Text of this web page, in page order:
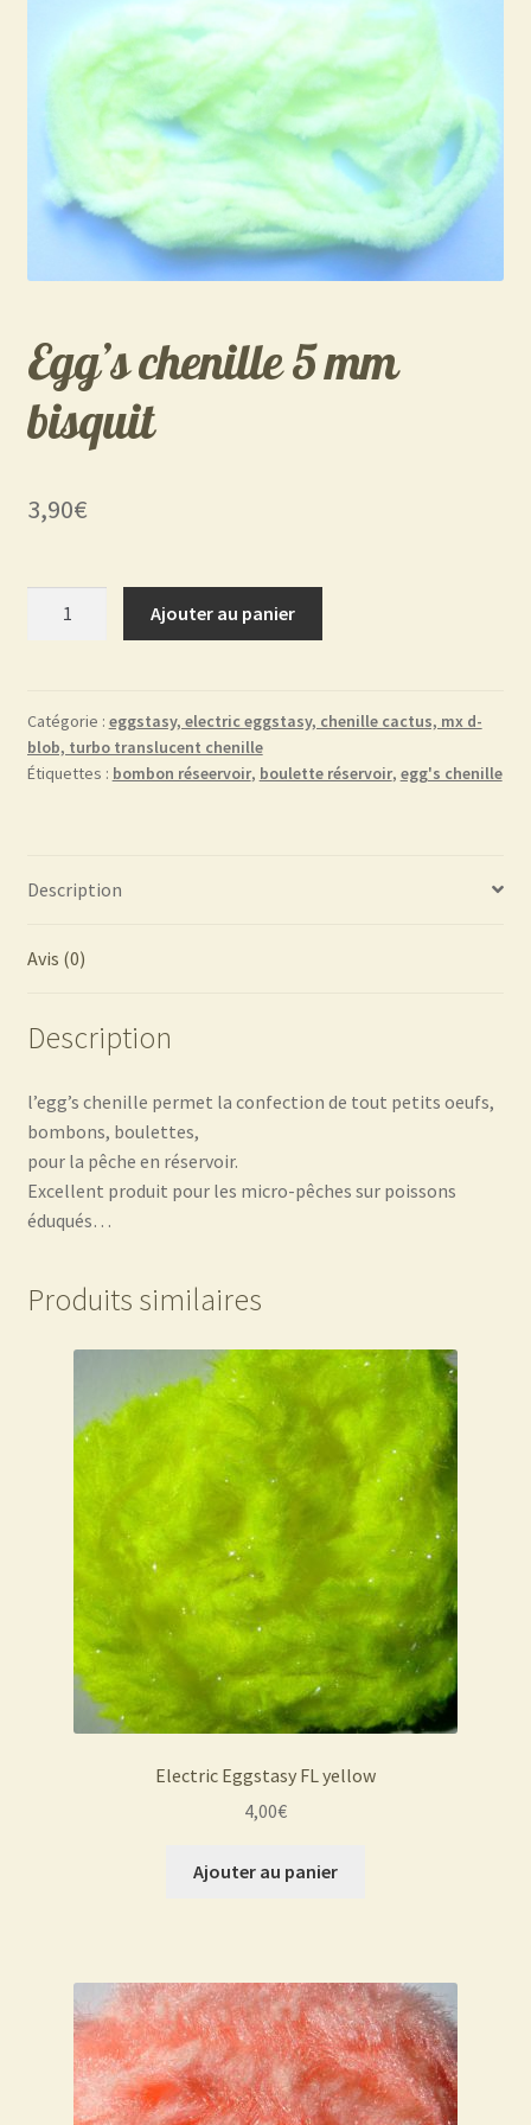
Egg’s chenille 5 mm
bisquit
3,90€
5
mm
bisquit
Ajouter au panier
Catégorie : eggstasy, electric eggstasy, chenille cactus, mx d-
blob, turbo translucent chenille
Étiquettes : bombon réseervoir, boulette réservoir, egg's chenille
Description
Avis (0)
Description
l’egg’s chenille permet la confection de tout petits oeufs,
bombons, boulettes,
pour la pêche en réservoir.
Excellent produit pour les micro-pêches sur poissons
éduqués…
Produits similaires
Electric Eggstasy FL yellow
4,00€
Ajouter au panier